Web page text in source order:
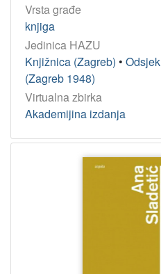
Vrsta građe
knjiga
Jedinica HAZU
Knjižnica (Zagreb) •
(Zagreb 1948)
Virtualna zbirka
Akademijina izdanja